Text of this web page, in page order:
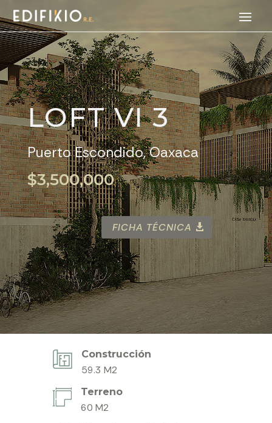
LOFT VI 3
Puerto Escondido, Oaxaca
$3,500,000
FICHA TÉCNICA
Construcción
59.3 M2
Terreno
60 M2